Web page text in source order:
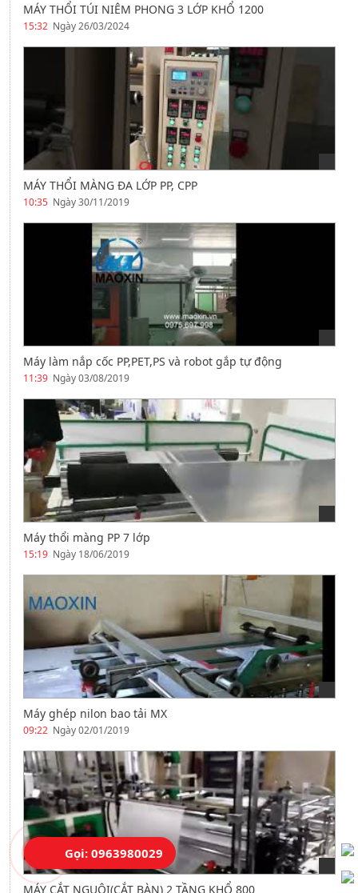
MÁY THỔI TÚI NIÊM PHONG 3 LỚP KHỔ 1200
15:32 Ngày 26/03/2024
MÁY THỔI MÀNG ĐA LỚP PP, CPP
10:35 Ngày 30/11/2019
Máy làm nắp cốc PP,PET,PS và robot gắp tự động
11:39 Ngày 03/08/2019
Máy thổi màng PP 7 lớp
15:19 Ngày 18/06/2019
Máy ghép nilon bao tải MX
09:22 Ngày 02/01/2019
MÁY CẮT NGUỘI(CẮT BÀN) 2 TẦNG KHỔ 800
Gọi: 0963980029